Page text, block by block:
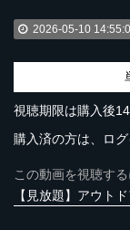
2026-05-10
視聴期限は購入後14
購入済の方は、ロ
この動画を視聴する
【見放題】アウト